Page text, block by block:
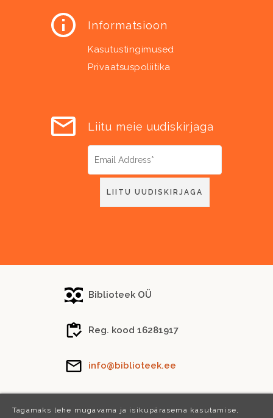
Informatsioon
Kasutustingimused
Privaatsuspoliitika
Liitu meie uudiskirjaga
Biblioteek OÜ
Reg. kood 16281917
info@biblioteek.ee
Tagamaks lehe mugavama ja isikupärasema kasutamise,